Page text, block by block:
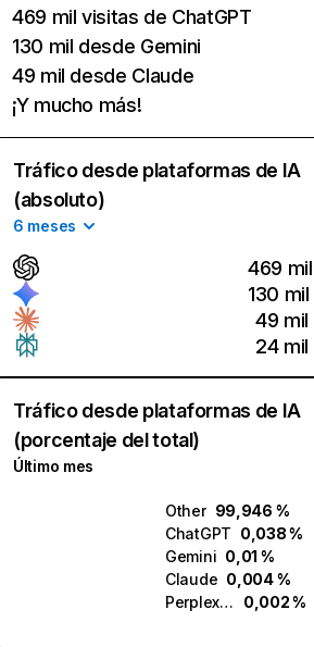
469 mil visitas de ChatGPT
130 mil desde Gemini
49 mil desde Claude
¡Y mucho más!
Tráfico desde plataformas de IA
(absoluto)
6 meses
469 mil
130 mil
49 mil
24 mil
Tráfico desde plataformas de IA
(porcentaje del total)
Último mes
Other 99,946 %
ChatGPT 0,038 %
Gemini 0,01 %
Claude 0,004 %
Perplexity
0,002 %